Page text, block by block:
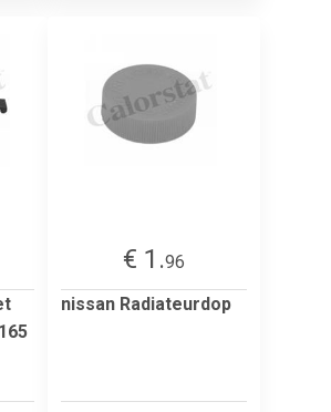
€ 1.96
nissan Radiateurdop